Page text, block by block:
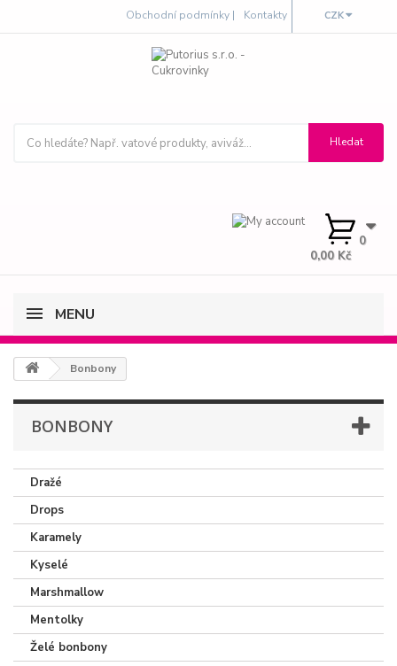
CZK
Kontakty
Obchodní podmínky |
0
0,00 Kč
MENU
Bonbony
BONBONY
Dražé
Drops
Karamely
Kyselé
Marshmallow
Mentolky
Želé bonbony